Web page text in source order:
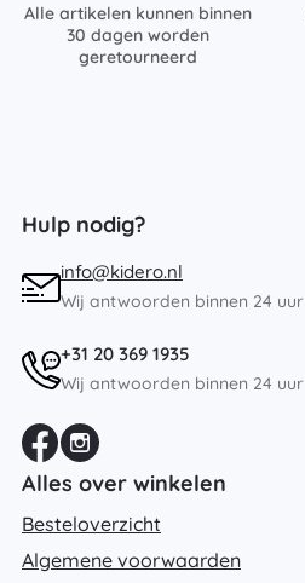
Alle artikelen kunnen binnen
30 dagen worden
geretourneerd
Hulp nodig?
info@kidero.nl
Wij antwoorden binnen 24 uur
+31 20 369 1935
Wij antwoorden binnen 24 uur
Alles over winkelen
Besteloverzicht
Algemene voorwaarden